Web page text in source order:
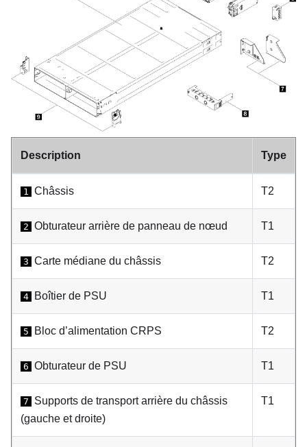
Description Type
1 Châssis T2
2 Obturateur arrière de panneau de nœud T1
3 Carte médiane du châssis T2
4 Boîtier de PSU T1
5 Bloc d’alimentation CRPS T2
6 Obturateur de PSU T1
7
Supports de transport arrière du châssis
(gauche et droite)
T1